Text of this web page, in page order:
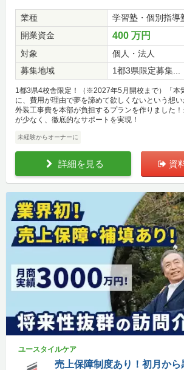
業種
学習塾・個別指導
開業資金
400 万円
対象
個人・法人
募集地域
1都3県限定募集...
1都3県4校舎限定！（※2027年5月開校まで）「本
に、費用が理由で夢を諦めて欲しくないという想
外装工事費を本部が負担するプランを作りました
が少なく、徹底的なサポートを実現！
未経験からオーナーに
詳細を見る 資
ユースタイルケア
売上保障制度あり！初月か